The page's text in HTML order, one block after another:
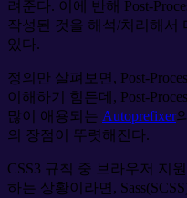
려준다. 이에 반해 Post-
작성된 것을 해석/처리해서
있다.
정의만 살펴보면, Post-
이해하기 힘든데, Post-
많이 애용되는 Autoprefixer
의 장점이 뚜렷해진다.
CSS3 규칙 중 브라우저 지
하는 상황이라면,